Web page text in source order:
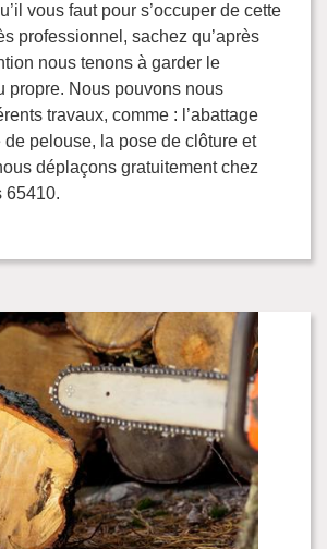
vous faut pour s’occuper de cette
professionnel, sachez qu’après
nous tenons à garder le
propre. Nous pouvons nous
travaux, comme : l’abattage
de pelouse, la pose de clôture et
déplaçons gratuitement chez
65410.